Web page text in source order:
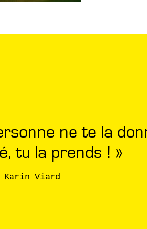
ne te la
tu la prends ! »
Karin Viard